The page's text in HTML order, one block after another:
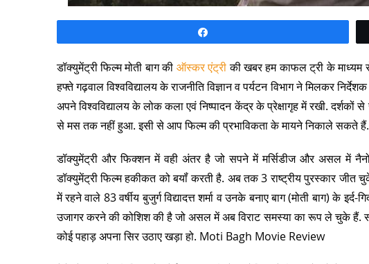
डॉक्युमेंट्री फिल्म मोती बाग की ऑस्कर एंट्रीकी खबर हम काफल ट्री के
हफ्ते गढ़वाल विश्वविद्यालय के राजनीति विज्ञान व पर्यटन विभाग ने मिलकर
अपने विश्वविद्यालय के लोक कला एवं निष्पादन केंद्र के प्रेक्षागृह में रखी.
से मस तक नहीं हुआ. इसी से आप फिल्म की प्रभाविकता के मायने निकाले
डॉक्युमेंट्री और फिक्शन में वही अंतर है जो सपने में मर्सिडीज और असल में
डॉक्युमेंट्री फिल्म हकीकत को बयॉं करती है. अब तक 3 राष्ट्रीय पुरस्कार जीत
में रहने वाले 83 वर्षीय बुजुर्ग विद्यादत्त शर्मा व उनके बनाए बाग (मोती बाग) के
उजागर करने की कोशिश की है जो असल में अब विराट समस्या का रूप ले चुके हैं.
कोई पहाड़ अपना सिर उठाए खड़ा हो. Moti Bagh Movie Review